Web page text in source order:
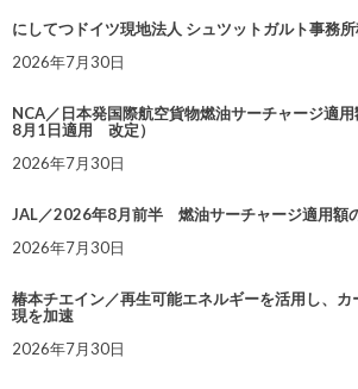
にしてつドイツ現地法人 シュツットガルト事務
2026年7月30日
NCA／日本発国際航空貨物燃油サーチャージ適
8月1日適用 改定）
2026年7月30日
JAL／2026年8月前半 燃油サーチャージ適用額
2026年7月30日
椿本チエイン／再生可能エネルギーを活用し、
現を加速
2026年7月30日